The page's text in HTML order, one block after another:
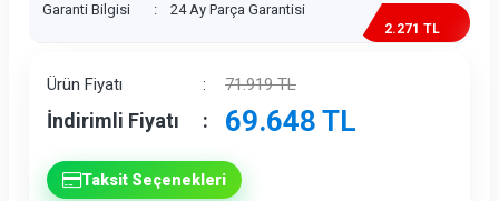
Garanti Bilgisi
: 24 Ay Parça Garantisi
2.271 TL
Ürün Fiyatı : 71.919TL
İndirimli Fiyatı : 69.648 TL
Taksit Seçenekleri